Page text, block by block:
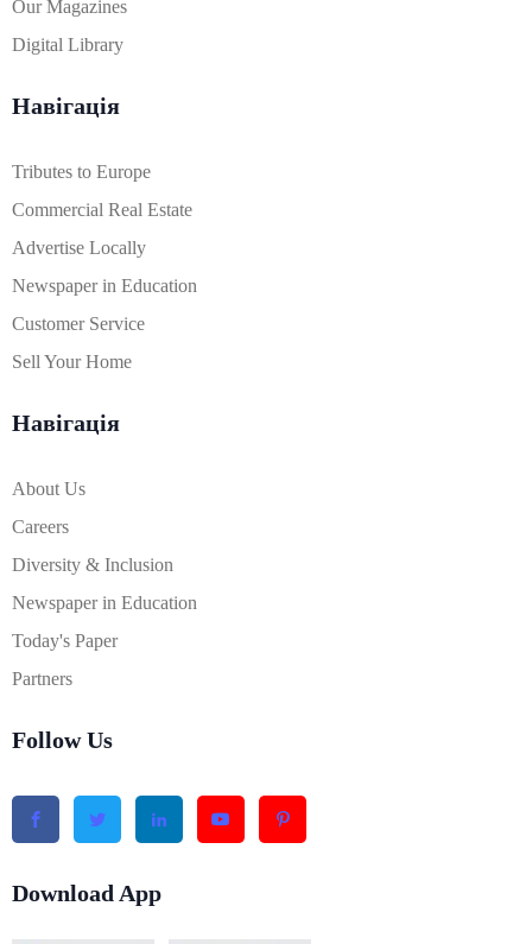
Our Magazines
Digital Library
Навігація
Tributes to Europe
Commercial Real Estate
Advertise Locally
Newspaper in Education
Customer Service
Sell Your Home
Навігація
About Us
Careers
Diversity & Inclusion
Newspaper in Education
Today's Paper
Partners
Follow Us
Download App